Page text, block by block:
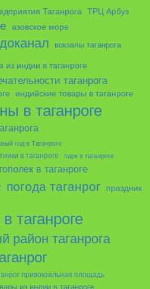
Таганрога ТРЦ Арбуз
азовское море
вокзалы таганрога
из индии в таганроге
таганрога
индийские товары в таганроге
в таганроге
год в Таганроге
в таганроге парк в таганроге
в таганроге
погода таганрог праздник
таганроге
район таганрога
привокзальная площадь
из индии в таганроге